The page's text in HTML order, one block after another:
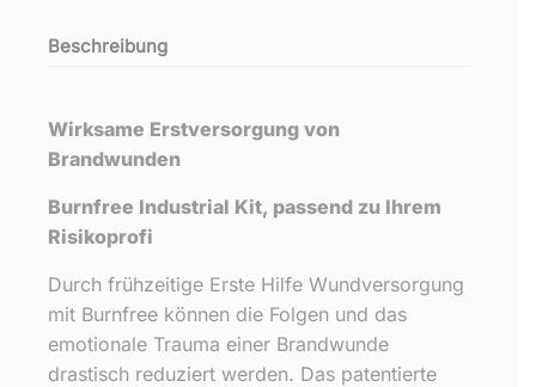
Beschreibung
Wirksame Erstversorgung von
Brandwunden
Burnfree Industrial Kit, passend zu Ihrem
Risikoprofi
Durch frühzeitige Erste Hilfe Wundversorgung
mit Burnfree können die Folgen und das
emotionale Trauma einer Brandwunde
drastisch reduziert werden. Das patentierte